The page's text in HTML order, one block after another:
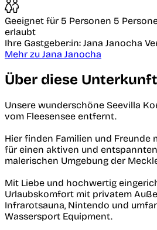
Geeignet für 5 Personen 5
erlaubt
Ihre Gastgeber:in: Jana Janocha
Mehr zu Jana Janocha
Über diese Unterkunft
Unsere wunderschöne Seevilla
vom Fleesensee entfernt.
Hier finden Familien und Freunde
für einen aktiven und
malerischen Umgebung der
Mit Liebe und hochwertig
Urlaubskomfort mit privatem
Infrarotsauna, Nintendo und
Wassersport Equipment.